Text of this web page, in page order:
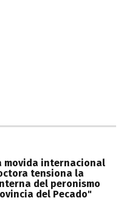
movida internacional
tensiona la
del peronismo
del Pecado"